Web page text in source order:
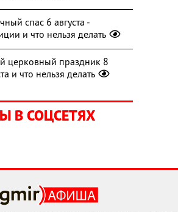
спас 6 августа -
и что нельзя делать
церковный праздник 8
и что нельзя делать
В СОЦСЕТЯХ